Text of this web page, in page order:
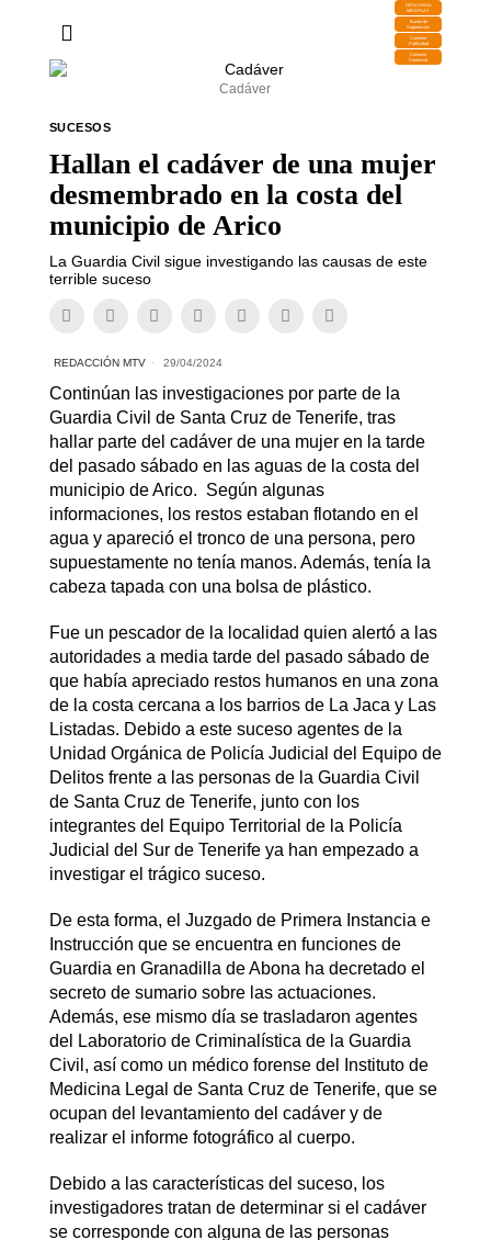
DESCARGA
MIRAPLAY
Buzón de
Sugerencias
Contratar
Publicidad
Contacto
Comercial
Cadáver
SUCESOS
Hallan el cadáver de una mujer
desmembrado en la costa del
municipio de Arico
La Guardia Civil sigue investigando las causas de este
terrible suceso
REDACCIÓN MTV 29/04/2024
Continúan las investigaciones por parte de la
Guardia Civil de Santa Cruz de Tenerife, tras
hallar parte del cadáver de una mujer en la tarde
del pasado sábado en las aguas de la costa del
municipio de Arico. Según algunas
informaciones, los restos estaban flotando en el
agua y apareció el tronco de una persona, pero
supuestamente no tenía manos. Además, tenía la
cabeza tapada con una bolsa de plástico.
Fue un pescador de la localidad quien alertó a las
autoridades a media tarde del pasado sábado de
que había apreciado restos humanos en una zona
de la costa cercana a los barrios de La Jaca y Las
Listadas. Debido a este suceso agentes de la
Unidad Orgánica de Policía Judicial del Equipo de
Delitos frente a las personas de la Guardia Civil
de Santa Cruz de Tenerife, junto con los
integrantes del Equipo Territorial de la Policía
Judicial del Sur de Tenerife ya han empezado a
investigar el trágico suceso.
De esta forma, el Juzgado de Primera Instancia e
Instrucción que se encuentra en funciones de
Guardia en Granadilla de Abona ha decretado el
secreto de sumario sobre las actuaciones.
Además, ese mismo día se trasladaron agentes
del Laboratorio de Criminalística de la Guardia
Civil, así como un médico forense del Instituto de
Medicina Legal de Santa Cruz de Tenerife, que se
ocupan del levantamiento del cadáver y de
realizar el informe fotográfico al cuerpo.
Debido a las características del suceso, los
investigadores tratan de determinar si el cadáver
se corresponde con alguna de las personas